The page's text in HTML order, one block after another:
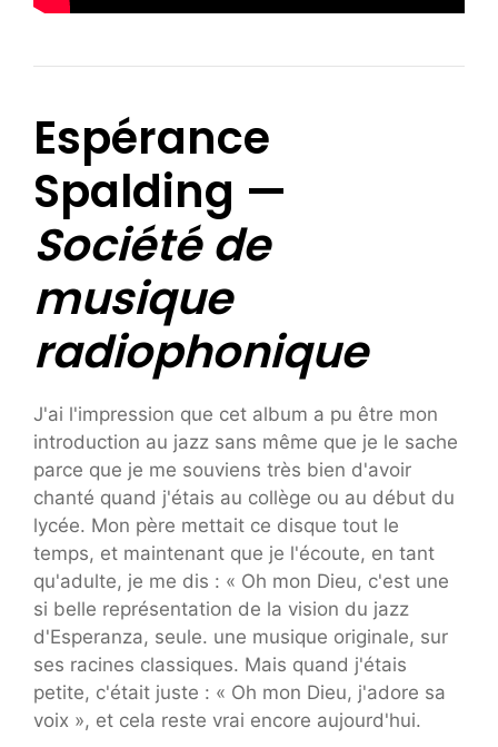
Espérance
Spalding —
Société de
musique
radiophonique
J'ai l'impression que cet album a pu être mon
introduction au jazz sans même que je le sache
parce que je me souviens très bien d'avoir
chanté quand j'étais au collège ou au début du
lycée. Mon père mettait ce disque tout le
temps, et maintenant que je l'écoute, en tant
qu'adulte, je me dis : « Oh mon Dieu, c'est une
si belle représentation de la vision du jazz
d'Esperanza, seule. une musique originale, sur
ses racines classiques. Mais quand j'étais
petite, c'était juste : « Oh mon Dieu, j'adore sa
voix », et cela reste vrai encore aujourd'hui.